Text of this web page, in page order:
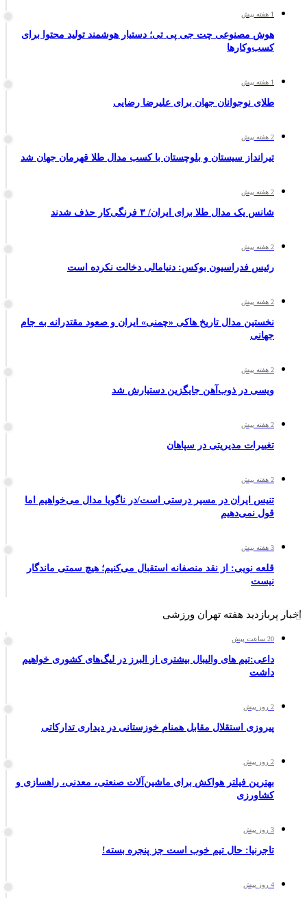
1 هفته پیش
هوش مصنوعی چت جی پی تی؛ دستیار هوشمند تولید محتوا برای
کسب‌وکارها
1 هفته پیش
طلای نوجوانان جهان برای علیرضا رضایی
2 هفته پیش
تیرانداز سیستان و بلوچستان با کسب مدال طلا قهرمان جهان شد
2 هفته پیش
شانس یک مدال طلا برای ایران/ ۳ فرنگی‌کار حذف شدند
2 هفته پیش
رئیس فدراسیون بوکس: دنیامالی دخالت نکرده است
2 هفته پیش
نخستین مدال تاریخ هاکی «چمنی» ایران و صعود مقتدرانه به جام
جهانی
2 هفته پیش
ویسی در ذوب‌آهن جایگزین دستیارش شد
2 هفته پیش
تغییرات مدیریتی در سپاهان
2 هفته پیش
تنیس ایران در مسیر درستی است/در ناگویا مدال می‌خواهیم اما
قول نمی‌دهیم
3 هفته پیش
قلعه نویی: از نقد منصفانه استقبال می‌کنیم؛ هیچ سمتی ماندگار
نیست
اخبار پربازدید هفته تهران ورزشی
20 ساعت پیش
داعی:تیم های والیبال بیشتری از البرز در لیگ‌های کشوری خواهیم
داشت
2 روز پیش
پیروزی استقلال مقابل همنام خوزستانی در دیداری تدارکاتی
2 روز پیش
بهترین فیلتر هواکش برای ماشین‌آلات صنعتی، معدنی، راهسازی و
کشاورزی
3 روز پیش
تاجرنیا: حال تیم خوب است جز پنجره بسته!
4 روز پیش